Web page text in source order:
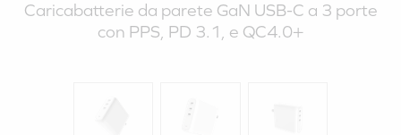
Caricabatterie da parete GaN USB-C a 3 porte
con PPS, PD 3.1 , e QC4.0+